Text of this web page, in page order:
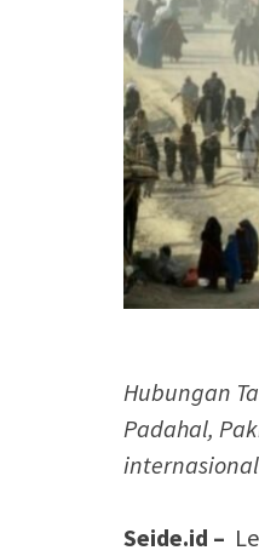
Hubungan
Padahal,
Seide.id –